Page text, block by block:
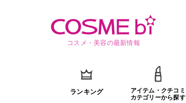
コスメ・美容の最新情報
ランキング
アイテム・クチコミ
カテゴリーから探す